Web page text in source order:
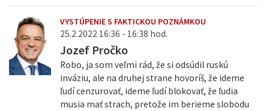
VYSTÚPENIE S FAKTICKOU POZNÁMKOU
25.2.2022 16:36 - 16:38 hod.
Jozef Pročko
Robo, ja som veľmi rád, že si odsúdil ruskú
inváziu, ale na druhej strane hovoríš, že ideme
ľudí cenzurovať, ideme ľudí blokovať, že ľudia
musia mať strach, pretože im berieme slobodu